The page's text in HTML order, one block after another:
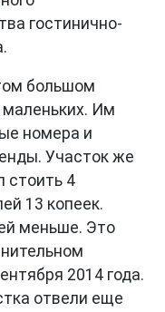
гостинично-
большом
Им
номера и
Участок же
стоить 4
13 копеек.
меньше. Это
2014 года.
отвели еще